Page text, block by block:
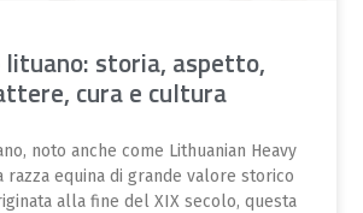
lituano: storia, aspetto,
cura e cultura
noto anche come Lithuanian Heavy
razza equina di grande valore storico
alla fine del XIX secolo, questa